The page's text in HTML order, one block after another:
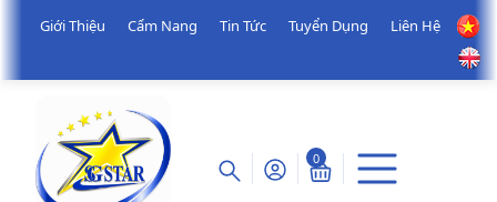
Giới Thiệu Cẩm Nang Tin Tức Tuyển Dụng Liên Hệ
0